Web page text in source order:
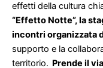
effetti della cultura
“Effetto Notte”, la
incontri organizzata
supporto e la
territorio. Prende il